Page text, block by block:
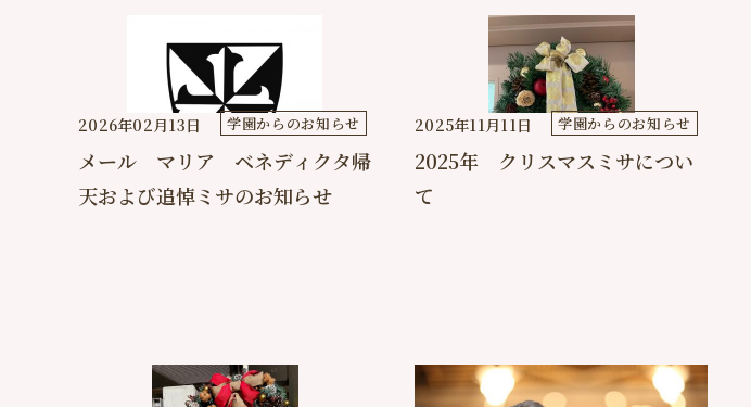
2026年02月13日 学園からのお知らせ
メール マリア ベネディクタ帰
天および追悼ミサのお知らせ
2025年11月11日 学園からのお知らせ
2025年 クリスマスミサについ
て